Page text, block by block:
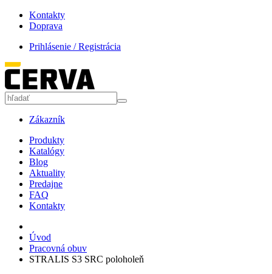
Kontakty
Doprava
Prihlásenie / Registrácia
Zákazník
Produkty
Katalógy
Blog
Aktuality
Predajne
FAQ
Kontakty
Úvod
Pracovná obuv
STRALIS S3 SRC poloholeň